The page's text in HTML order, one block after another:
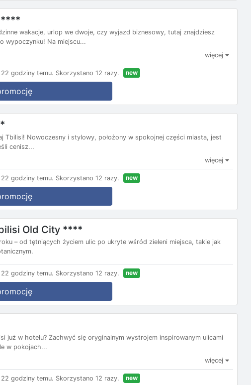
wakacje, urlop we dwoje, czy wyjazd biznesowy, tutaj znajdziesz
wypoczynku! Na miejscu...
więcej
22 godziny temu. Skorzystano 12 razy. new
Tbilisi! Nowoczesny i stylowy, położony w spokojnej części miasta, jest
cenisz...
więcej
godziny temu. Skorzystano 12 razy. new
Old City ****
– od tętniących życiem ulic po ukryte wśród zieleni miejsca, takie jak
22 godziny temu. Skorzystano 12 razy. new
już w hotelu? Zachwyć się oryginalnym wystrojem inspirowanym ulicami
w pokojach...
więcej
godziny temu. Skorzystano 12 razy. new